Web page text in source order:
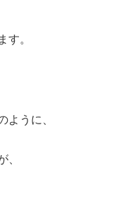
す。
ように、
、